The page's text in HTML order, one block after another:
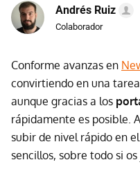
Andrés Ruiz
Colaborador
Conforme avanzas en
convirtiendo en una
aunque gracias a los
rápidamente es posible.
subir de nivel rápido en
sencillos, sobre todo si